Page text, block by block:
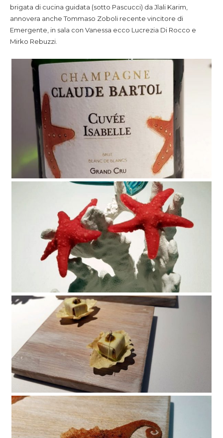
brigata di cucina guidata (sotto Pascucci) da Jlali Karim,
annovera anche Tommaso Zoboli recente vincitore di
Emergente, in sala con Vanessa ecco Lucrezia Di Rocco e
Mirko Rebuzzi.